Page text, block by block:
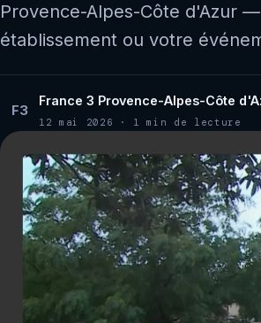
Provence-Alpes-Côte d'Azur
établissement ou votre
F3
France 3 Provence-Alpes-Côte
12 mai 2026 · 1 min de lecture